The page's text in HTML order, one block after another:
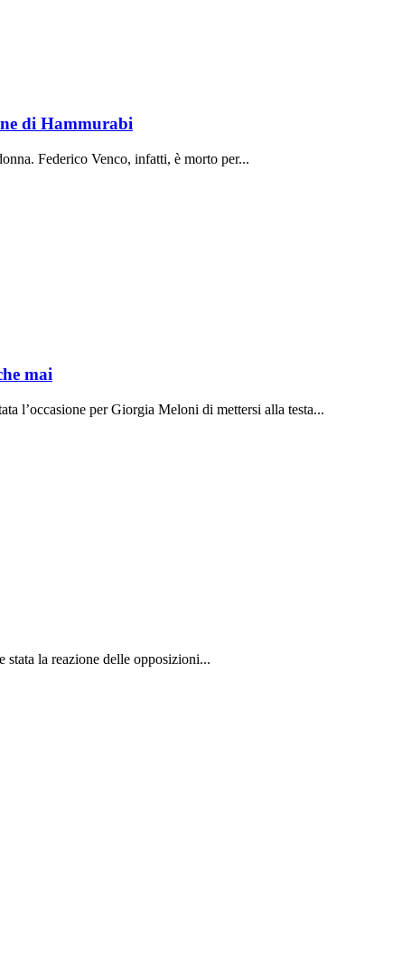
di Hammurabi
Federico Venco, infatti, è morto per...
mai
l’occasione per Giorgia Meloni di mettersi alla testa...
stata la reazione delle opposizioni...